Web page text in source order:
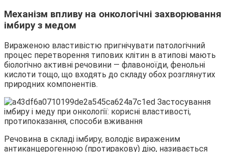
Механізм впливу на онкологічні захворювання
імбиру з медом
Вираженою властивістю пригнічувати патологічний
процес перетворення типових клітин в атипові мають
біологічно активні речовини — флавоноїди, фенольні
кислоти тощо, що входять до складу обох розглянутих
природних компонентів.
Речовина в складі імбиру, володіє вираженим
антиканцерогенною (протиракову) дію, називається